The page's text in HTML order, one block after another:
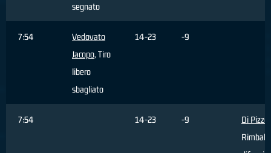
segnato
7:54
Vedovato
Jacopo, Tiro
libero
sbagliato
14-23 -9
7:54 14-23 -9
Di Pizzo